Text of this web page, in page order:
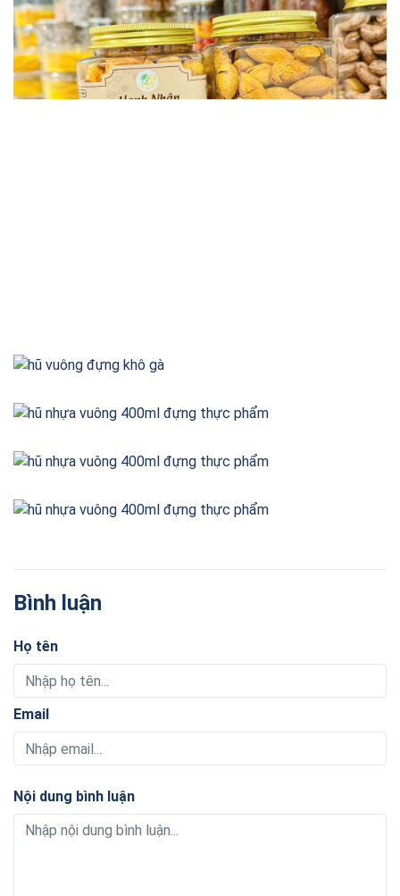
Bình luận
Họ tên
Email
Nội dung bình luận